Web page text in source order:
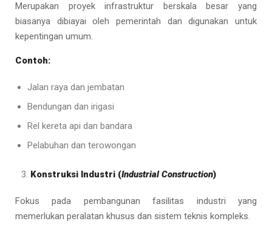
Merupakan proyek infrastruktur berskala besar yang
biasanya dibiayai oleh pemerintah dan digunakan untuk
kepentingan umum.
Contoh:
Jalan raya dan jembatan
Bendungan dan irigasi
Rel kereta api dan bandara
Pelabuhan dan terowongan
Konstruksi Industri (Industrial Construction)
Fokus pada pembangunan fasilitas industri yang
memerlukan peralatan khusus dan sistem teknis kompleks.